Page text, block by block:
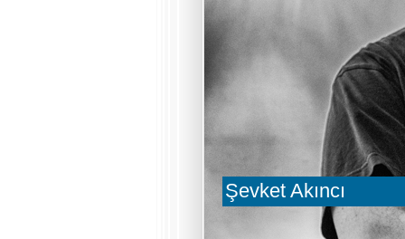
Şevket Akıncı